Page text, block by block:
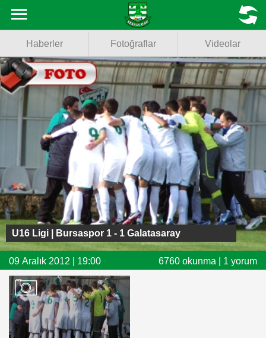
Fotoğraflar
Videolar
Basketbol
Voleybol
Puan Durumu
Fikstür
Facebook
Twitter
Instagram
Android
MENU
Haberler Fotoğraflar Videolar
U16 Ligi | Bursaspor 1 - 1 Galatasaray
09 Aralık 2012 | 19:00 6760 okunma | 1 yorum